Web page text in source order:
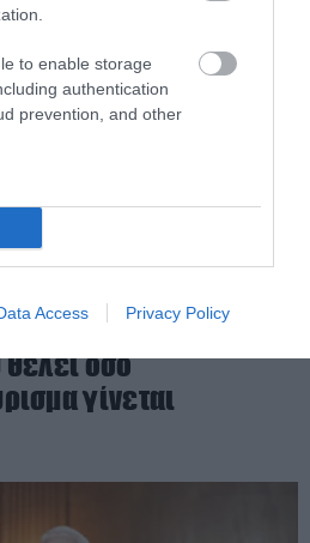
to enable storage
authentication
prevention, and other
Access Privacy Policy
τάση του
όσο
γίνεται